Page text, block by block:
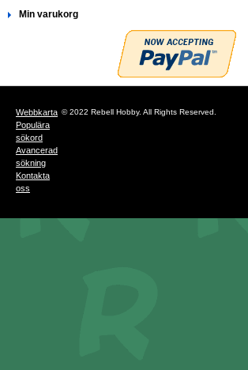
Min varukorg
Webbkarta
Populära
sökord
Avancerad
sökning
Kontakta
oss
© 2022 Rebell Hobby. All Rights Reserved.